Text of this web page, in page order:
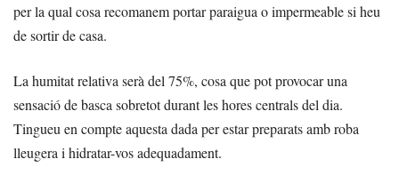
per la qual cosa recomanem portar paraigua o impermeable si heu
de sortir de casa.
La humitat relativa serà del 75%, cosa que pot provocar una
sensació de basca sobretot durant les hores centrals del dia.
Tingueu en compte aquesta dada per estar preparats amb roba
lleugera i hidratar-vos adequadament.